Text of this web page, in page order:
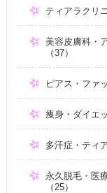
ティアラクリ
美容皮膚科・
（37）
ピアス・ファ
痩身・ダイエ
多汗症・ティ
永久脱毛・医
（25）